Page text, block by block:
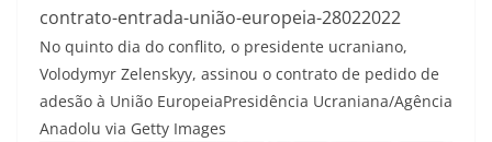
contrato-entrada-união-europeia-28022022
No quinto dia do conflito, o presidente ucraniano,
Volodymyr Zelenskyy, assinou o contrato de pedido de
adesão à União EuropeiaPresidência Ucraniana/Agência
Anadolu via Getty Images